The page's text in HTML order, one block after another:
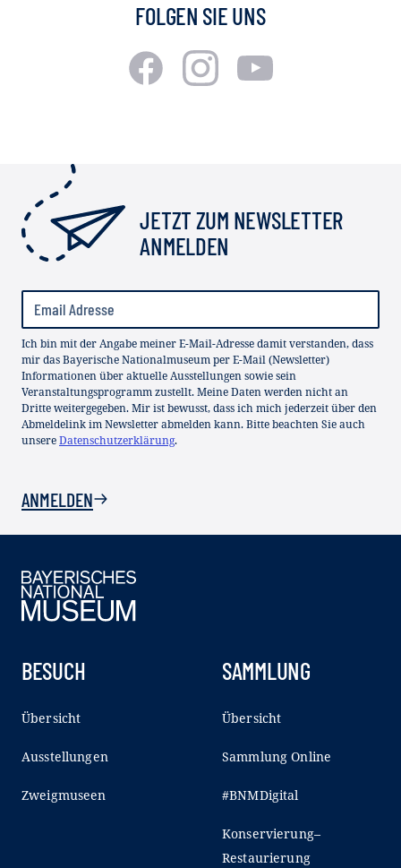
FOLGEN SIE UNS
JETZT ZUM NEWSLETTER
ANMELDEN
Ich bin mit der Angabe meiner E-Mail-Adresse damit verstanden, dass
mir das Bayerische Nationalmuseum per E-Mail (Newsletter)
Informationen über aktuelle Ausstellungen sowie sein
Veranstaltungsprogramm zustellt. Meine Daten werden nicht an
Dritte weitergegeben. Mir ist bewusst, dass ich mich jederzeit über den
Abmeldelink im Newsletter abmelden kann. Bitte beachten Sie auch
unsereDatenschutzerklärung.
ANMELDEN
BESUCH
Übersicht
Ausstellungen
Zweigmuseen
SAMMLUNG
Übersicht
Sammlung Online
#BNMDigital
Konservierung–
Restaurierung